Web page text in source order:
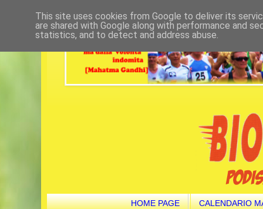
HOME PAGE CALENDARIO
This site uses cookies from Google to deliver its
are shared with Google along with performance and
statistics, and to detect and address abuse.